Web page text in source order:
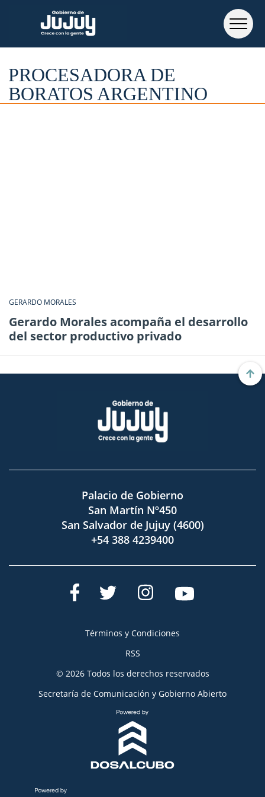
PROCESADORA DE
BORATOS ARGENTINO
GERARDO MORALES
Gerardo Morales acompaña el desarrollo
del sector productivo privado
Palacio de Gobierno
San Martín Nº450
San Salvador de Jujuy (4600)
+54 388 4239400
Términos y Condiciones
RSS
© 2026 Todos los derechos reservados
Secretaría de Comunicación y Gobierno Abierto